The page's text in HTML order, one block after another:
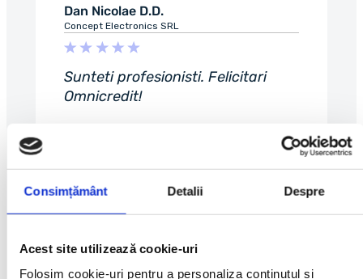
Consimțământ Detalii Despre
Acest site utilizează cookie-uri
Folosim cookie-uri pentru a personaliza conținutul și
Dan Nicolae D.D.
Concept Electronics SRL
Sunteti profesionisti. Felicitari
Omnicredit!
Vlad M.
Date Events SRL
Serviciu bun si rapid. Recomand